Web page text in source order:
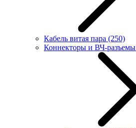
Кабель витая пара (250)
Коннекторы и ВЧ-разъемы